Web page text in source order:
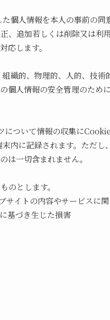
個人情報を本人の事前の同
、追加若しくは削除又は利
応します。
織的、物理的、人的、技術
個人情報の安全管理のため
ついて情報の収集にCookie
内に記録されます。ただし
は一切含まれません。
のとします。
サイトの内容やサービスに
基づき生じた損害